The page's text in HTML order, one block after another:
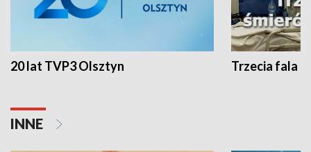
20 lat TVP3 Olsztyn Trzecia fala -
INNE